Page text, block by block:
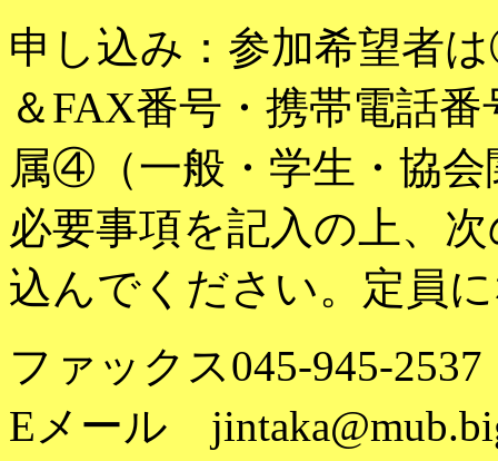
申し込み：参加希望者
＆FAX番号・携帯電話
属④（一般・学生・協
必要事項を記入の上、
込んでください。定員
ファックス045-945-
Eメール